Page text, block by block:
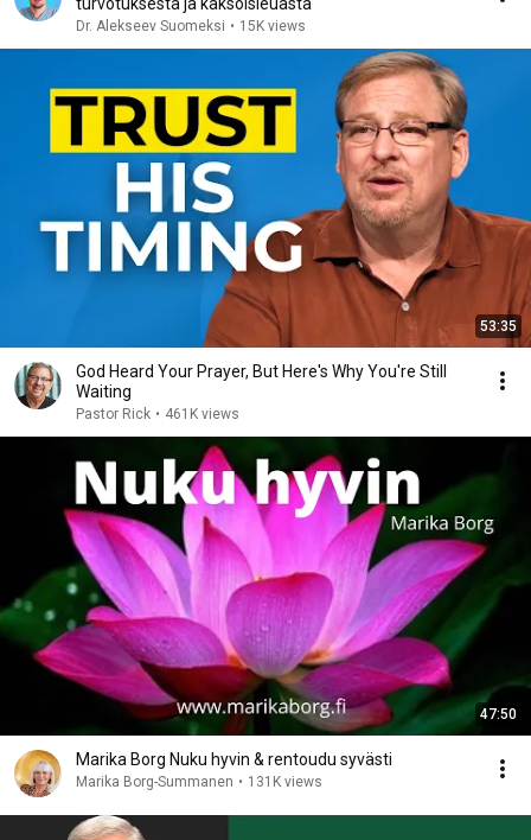
Dr. Alekseev Suomeksi • 15K views
53:35
God Heard Your Prayer, But Here's Why You're Still
Waiting
Pastor Rick • 461K views
47:50
Marika Borg Nuku hyvin & rentoudu syvästi
Marika Borg-Summanen • 131K views